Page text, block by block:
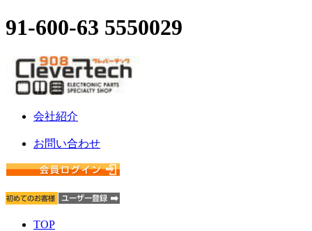
91-600-63 5550029
会社紹介
お問い合わせ
TOP